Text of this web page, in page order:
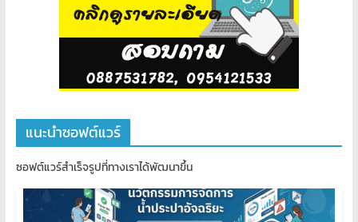
แนะนำซอฟต์แวร์
ซอฟต์แวร์สำเร็จรูปที่ทางเราได้พัฒนาขึ้น